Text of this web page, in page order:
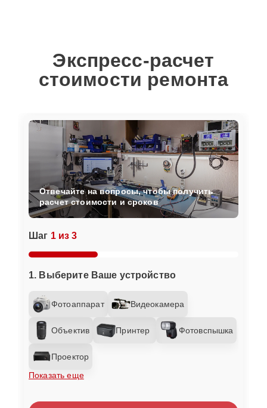
Экспресс-расчет
стоимости ремонта
Шаг 1 из 3
1. Выберите Ваше устройство
Фотоаппарат Видеокамера
Объектив Принтер Фотовспышка
Проектор
Показать еще
Отвечайте на вопросы, чтобы получить
расчет стоимости и сроков